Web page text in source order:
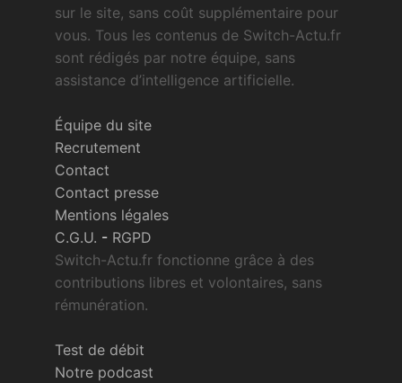
sur le site, sans coût supplémentaire pour
vous. Tous les contenus de Switch-Actu.fr
sont rédigés par notre équipe, sans
assistance d’intelligence artificielle.
Équipe du site
Recrutement
Contact
Contact presse
Mentions légales
C.G.U. - RGPD
Switch-Actu.fr fonctionne grâce à des
contributions libres et volontaires, sans
rémunération.
Test de débit
Notre podcast